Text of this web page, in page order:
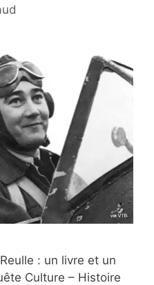
: un livre et un
Culture – Histoire